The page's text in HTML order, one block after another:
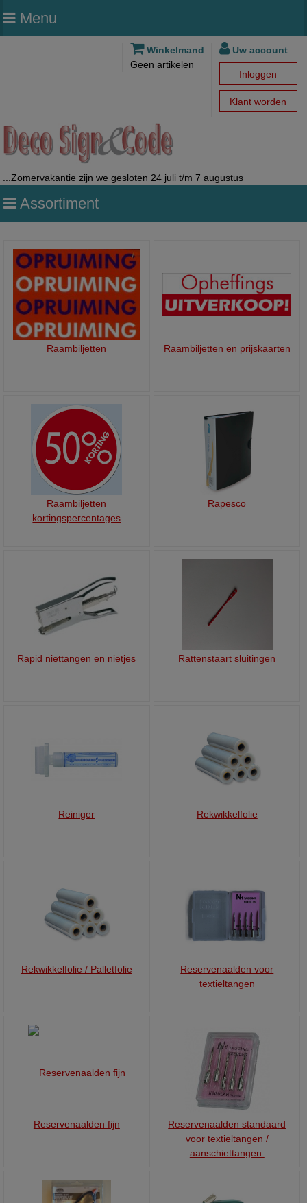
Menu
Winkelmand
Geen artikelen
Uw account
Inloggen
Klant worden
...Zomervakantie zijn we gesloten 24 juli t/m 7 augustus
Assortiment
Raambiljetten Raambiljetten en prijskaarten
Raambiljetten
kortingspercentages
Rapesco
Rapid niettangen en nietjes Rattenstaart sluitingen
Reiniger Rekwikkelfolie
Rekwikkelfolie / Palletfolie
Reservenaalden voor
textieltangen
Reservenaalden fijn
Reservenaalden standaard
voor textieltangen /
aanschiettangen.